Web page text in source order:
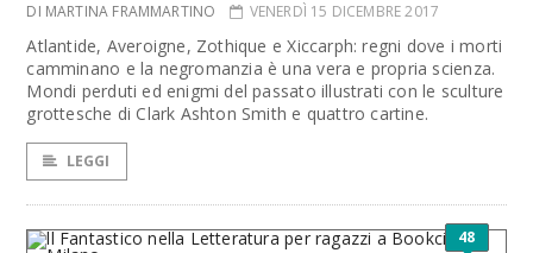
DI MARTINA FRAMMARTINO VENERDÌ 15 DICEMBRE 2017
Atlantide, Averoigne, Zothique e Xiccarph: regni dove i morti
camminano e la negromanzia è una vera e propria scienza.
Mondi perduti ed enigmi del passato illustrati con le sculture
grottesche di Clark Ashton Smith e quattro cartine.
LEGGI
48